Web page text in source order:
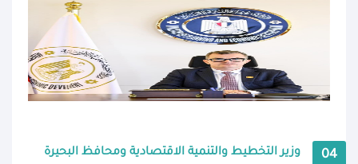
04
وزير التخطيط والتنمية الاقتصادية ومحافظ البحيرة